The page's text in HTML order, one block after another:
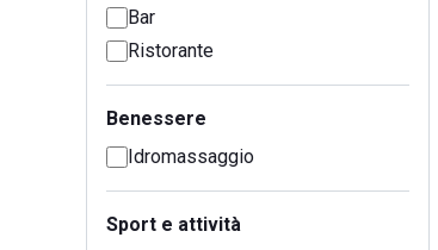
Bar
Ristorante
Benessere
Idromassaggio
Sport e attività